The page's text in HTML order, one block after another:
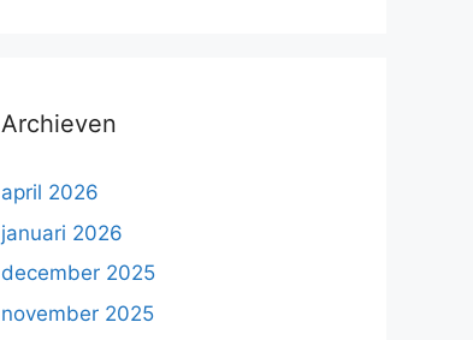
Archieven
april 2026
januari 2026
december 2025
november 2025